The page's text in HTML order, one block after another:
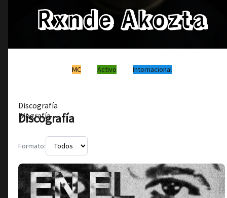
Rxnde Akozta
MC Activo Internacional
Discografía
Biografía
Discografía
Formato: